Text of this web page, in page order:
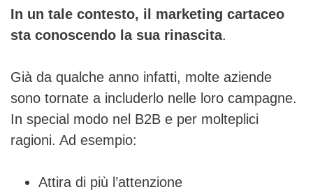
In un tale contesto, il marketing cartaceo
sta conoscendo la sua rinascita.
Già da qualche anno infatti, molte aziende
sono tornate a includerlo nelle loro campagne.
In special modo nel B2B e per molteplici
ragioni. Ad esempio:
Attira di più l’attenzione